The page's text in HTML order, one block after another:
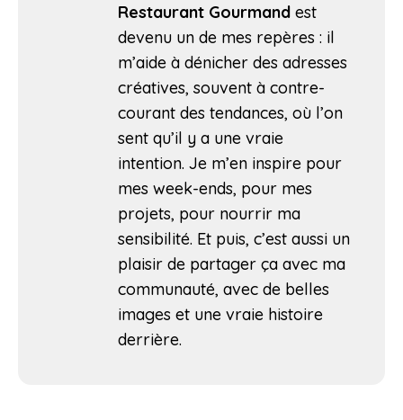
Restaurant Gourmand est
devenu un de mes repères : il
m’aide à dénicher des adresses
créatives, souvent à contre-
courant des tendances, où l’on
sent qu’il y a une vraie
intention. Je m’en inspire pour
mes week-ends, pour mes
projets, pour nourrir ma
sensibilité. Et puis, c’est aussi un
plaisir de partager ça avec ma
communauté, avec de belles
images et une vraie histoire
derrière.